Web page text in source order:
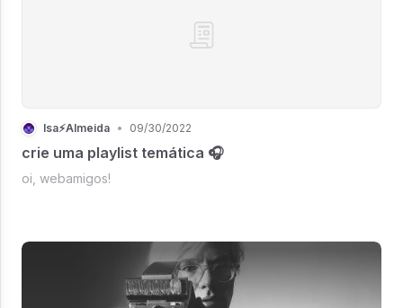
Isa⚡Almeida • 09/30/2022
crie uma playlist temática 🎧
oi, webamigos!